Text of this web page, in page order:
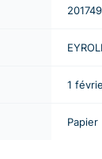
201749
1
Papier